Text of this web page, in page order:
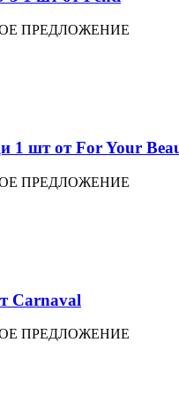
ПРЕДЛОЖЕНИЕ
1 шт от For Your
ПРЕДЛОЖЕНИЕ
Carnaval
ПРЕДЛОЖЕНИЕ